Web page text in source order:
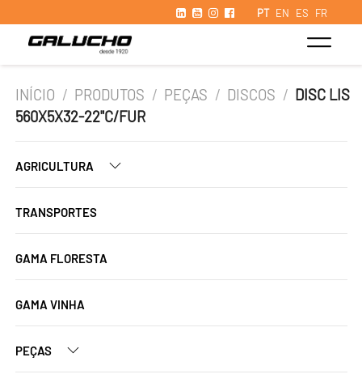
PT EN ES FR
INÍCIO / PRODUTOS / PEÇAS / DISCOS / DISC LIS
560X5X32-22"C/FUR
AGRICULTURA
TRANSPORTES
GAMA FLORESTA
GAMA VINHA
PEÇAS